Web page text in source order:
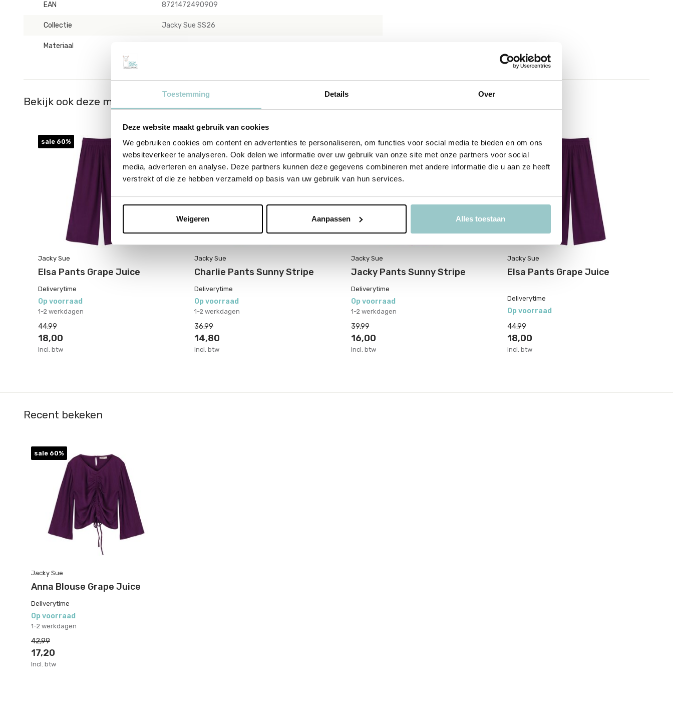
Toestemming Details Over
Deze website maakt gebruik van cookies
We gebruiken cookies om content en advertenties te personaliseren, om functies voor social media te bieden en om ons
websiteverkeer te analyseren. Ook delen we informatie over uw gebruik van onze site met onze partners voor social
media, adverteren en analyse. Deze partners kunnen deze gegevens combineren met andere informatie die u aan ze heeft
verstrekt of die ze hebben verzameld op basis van uw gebruik van hun services.
Weigeren Aanpassen Alles toestaan
EAN 8721472490909
Collectie Jacky Sue SS26
Materiaal
Bekijk ook deze must-haves
sale 60%
Jacky Sue
Elsa Pants Grape Juice
Deliverytime
Op voorraad
1-2 werkdagen
44,99
18,00
Incl. btw
sale 60%
Jacky Sue
Charlie Pants Sunny Stripe
Deliverytime
Op voorraad
1-2 werkdagen
36,99
14,80
Incl. btw
sale 60%
Jacky Sue
Jacky Pants Sunny Stripe
Deliverytime
Op voorraad
1-2 werkdagen
39,99
16,00
Incl. btw
sale 60%
Jacky Sue
Elsa Pants Grape Juice
Deliverytime
Op voorraad
44,99
18,00
Incl. btw
Recent bekeken
sale 60%
Jacky Sue
Anna Blouse Grape Juice
Deliverytime
Op voorraad
1-2 werkdagen
42,99
17,20
Incl. btw